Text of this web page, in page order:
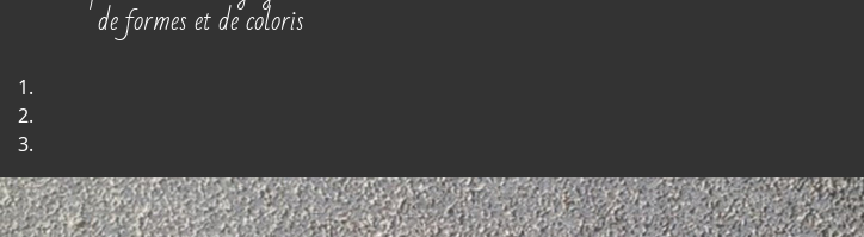
de formes et de coloris